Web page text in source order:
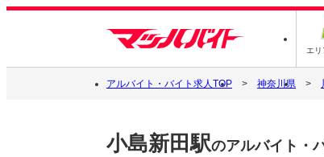
エ
アルバイト・バイト求人TOP 神奈川県
小島新田駅のアルバイト・